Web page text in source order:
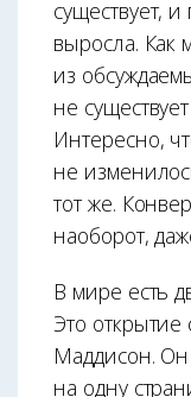
существует,
выросла. Как
из
не
Интересно,
не
тот же.
наоборот,
В мире есть
Это открытие
Маддисон.
на одну